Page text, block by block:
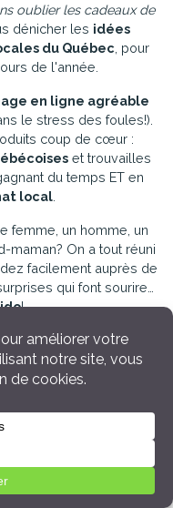
oublier les cadeaux de
dénicher les idées
du Québec, pour
de l'année.
en ligne agréable
le stress des foules!).
coup de cœur :
et trouvailles
du temps ET en
local.
femme, un homme, un
maman? On a tout réuni
facilement auprès de
qui font sourire…
!
d'inspiration? Ne vous
quelques-uns
juste ici :
de bébé
mariés
amie
maman
maman